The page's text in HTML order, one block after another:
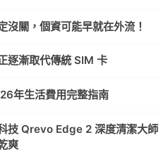
沒關，個資可能早就在外流！
逐漸取代傳統 SIM 卡
年生活費用完整指南
技 Qrevo Edge 2 深度清潔大師
爽